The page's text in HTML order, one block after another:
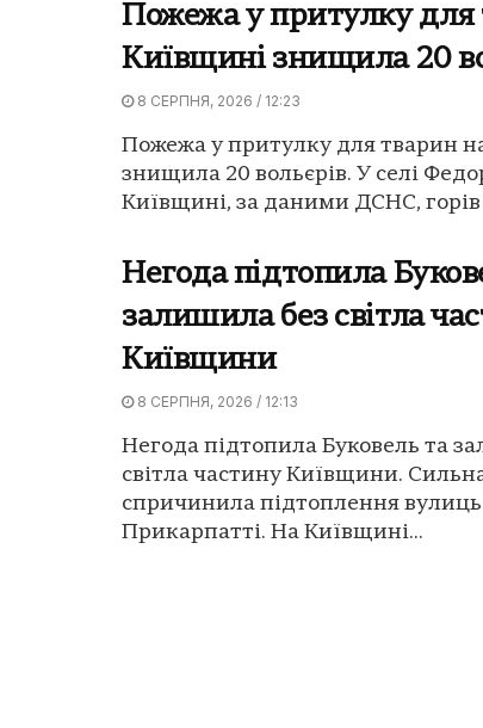
Пожежа у притулку для
Київщині знищила 20
8 СЕРПНЯ, 2026 / 12:23
Пожежа у притулку для тварин
знищила 20 вольєрів. У селі
Київщині, за даними ДСНС, горів
Негода підтопила
залишила без світла
Київщини
8 СЕРПНЯ, 2026 / 12:13
Негода підтопила Буковель та
світла частину Київщини.
спричинила підтоплення вулиць
Прикарпатті. На Київщині...